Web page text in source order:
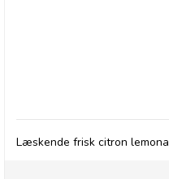
Læskende frisk citron